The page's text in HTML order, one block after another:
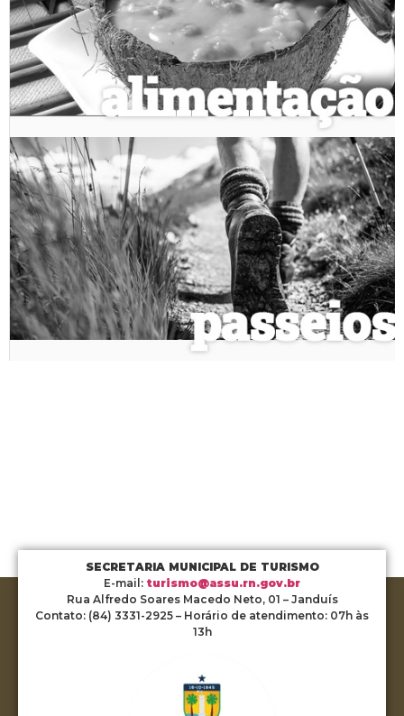
SECRETARIA MUNICIPAL DE TURISMO
E-mail: turismo@assu.rn.gov.br
Rua Alfredo Soares Macedo Neto, 01 – Janduís
Contato: (84) 3331-2925 – Horário de atendimento: 07h às
13h